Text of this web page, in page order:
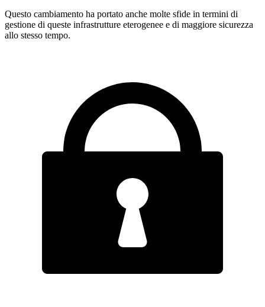
Questo cambiamento ha portato anche molte sfide in termini di
gestione di queste infrastrutture eterogenee e di maggiore sicurezza
allo stesso tempo.